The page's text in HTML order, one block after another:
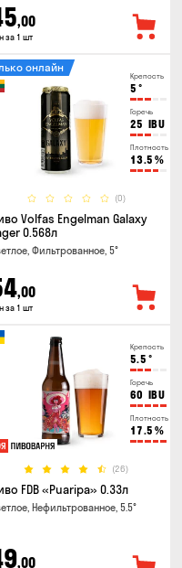
,00
за 1 шт
Крепость
5 °
Горечь
25 IBU
Плотность
13.5 %
(0)
онлайн
Volfas Engelman Galaxy
0.568л
Фильтрованное, 5°
,00
за 1 шт
Крепость
5.5 °
Горечь
60 IBU
Плотность
17.5 %
(26)
FDB «Puaripa» 0.33л
Нефильтрованное, 5.5°
,00